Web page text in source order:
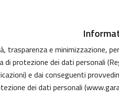
trasparenza e minimizzazione,
protezione dei dati personali
e dai conseguenti
dei dati personali (